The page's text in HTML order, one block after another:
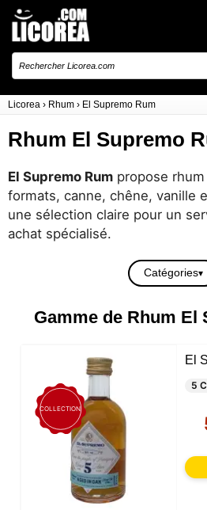
Licorea › Rhum › El Supremo Rum
Rhum El Supremo
El Supremo Rum propose
formats, canne, chêne, vanille
une sélection claire pour un
achat spécialisé.
Catégories
Gamme de Rhum El
COLLECTION
El
5